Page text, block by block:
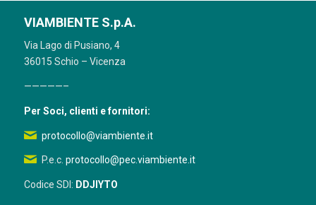
VIAMBIENTE S.p.A.
Via Lago di Pusiano, 4
36015 Schio – Vicenza
—————–
Per Soci, clienti e fornitori:
protocollo@viambiente.it
P.e.c. protocollo@pec.viambiente.it
Codice SDI: DDJIYTO